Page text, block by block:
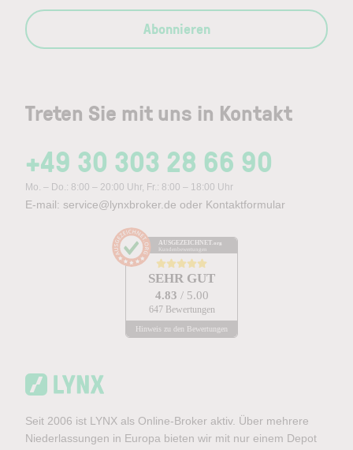
Treten Sie mit uns in Kontakt
+49 30 303 28 66 90
Mo. – Do.: 8:00 – 20:00 Uhr, Fr.: 8:00 – 18:00 Uhr
E-mail: service@lynxbroker.de oder Kontaktformular
AUSGEZEICHNET .org
Kundenbewertungen
SEHR GUT
4.83 / 5.00
647 Bewertungen
Hinweis zu den Bewertungen
Abonnieren
Seit 2006 ist LYNX als Online-Broker aktiv. Über mehrere
Niederlassungen in Europa bieten wir mit nur einem Depot